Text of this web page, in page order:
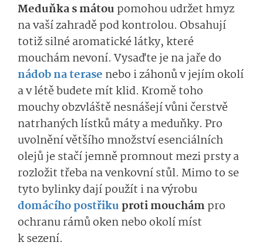
Meduňka s mátou pomohou udržet hmyz
na vaší zahradě pod kontrolou. Obsahují
totiž silné aromatické látky, které
mouchám nevoní. Vysaďte je na jaře do
nádob na terase nebo i záhonů v jejím okolí
a v létě budete mít klid. Kromě toho
mouchy obzvláště nesnášejí vůni čerstvě
natrhaných lístků máty a meduňky. Pro
uvolnění většího množství esenciálních
olejů je stačí jemně promnout mezi prsty a
rozložit třeba na venkovní stůl. Mimo to se
tyto bylinky dají použít i na výrobu
domácího postřikuproti mouchámpro
ochranu rámů oken nebo okolí míst
k sezení.